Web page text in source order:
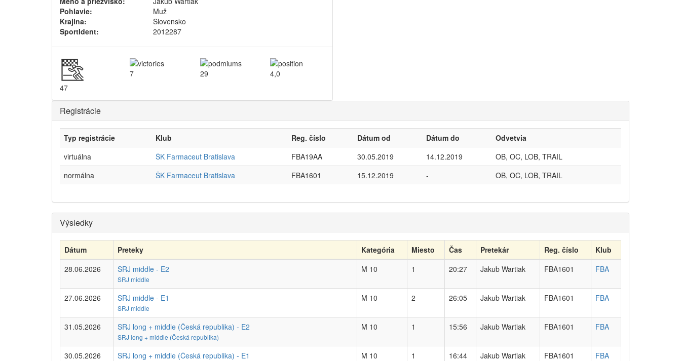
Pohlavie:
Muž
Krajina:
Slovensko
SportIdent:
2012287
47
7 29 4,0
Registrácie
Typ registrácie Klub Reg. číslo Dátum od Dátum do
Odvetvia
virtuálna
ŠK Farmaceut Bratislava FBA19AA 30.05.2019 14.12.2019
OB, OC, LOB, TRAIL
normálna
ŠK Farmaceut Bratislava FBA1601 15.12.2019 - OB, OC, LOB, TRAIL
Výsledky
Dátum Preteky Kategória Miesto Čas Pretekár Reg. číslo
Klub
28.06.2026
SRJ middle - E2
SRJ middle
M 10 1 20:27 Jakub Wartiak FBA1601 FBA
27.06.2026 SRJ middle - E1
SRJ middle
M 10 2 26:05 Jakub Wartiak FBA1601 FBA
31.05.2026 SRJ long + middle (Česká republika) - E2
SRJ long + middle (Česká republika)
M 10 1 15:56 Jakub Wartiak FBA1601 FBA
30.05.2026 SRJ long + middle (Česká republika) - E1 M 10 1 16:44 Jakub Wartiak FBA1601 FBA